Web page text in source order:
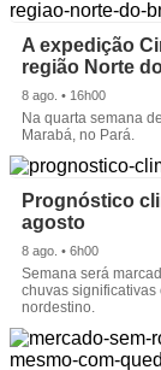
A expedição
região Norte
8 ago. • 16h00
Na quarta semana
Marabá, no Pará.
Prognóstico
agosto
8 ago. • 6h00
Semana será
chuvas significativas
nordestino.